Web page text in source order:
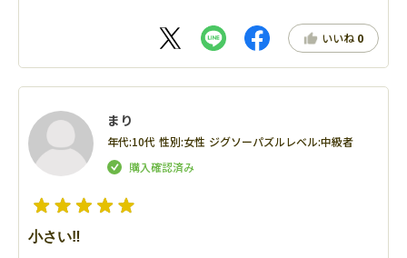
いいね 0
まり
年代:10代 性別:女性 ジグソーパズルレベル:中級者
小さい‼️